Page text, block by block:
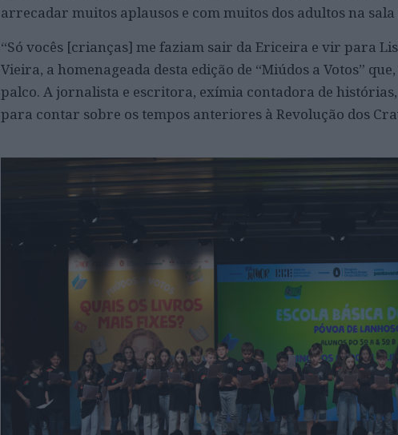
arrecadar muitos aplausos e com muitos dos adultos na
“Só vocês [crianças] me faziam sair da Ericeira e vir para
Vieira, a homenageada desta edição de “Miúdos a Votos”
palco. A jornalista e escritora, exímia contadora de
para contar sobre os tempos anteriores à Revolução dos